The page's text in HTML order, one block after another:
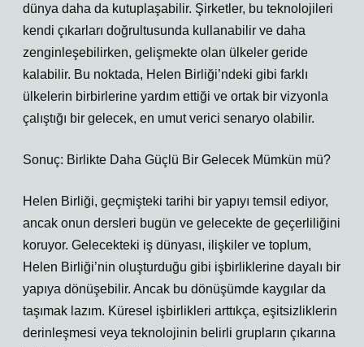
dünya daha da kutuplaşabilir. Şirketler, bu teknolojileri
kendi çıkarları doğrultusunda kullanabilir ve daha
zenginleşebilirken, gelişmekte olan ülkeler geride
kalabilir. Bu noktada, Helen Birliği’ndeki gibi farklı
ülkelerin birbirlerine yardım ettiği ve ortak bir vizyonla
çalıştığı bir gelecek, en umut verici senaryo olabilir.
Sonuç: Birlikte Daha Güçlü Bir Gelecek Mümkün mü?
Helen Birliği, geçmişteki tarihi bir yapıyı temsil ediyor,
ancak onun dersleri bugün ve gelecekte de geçerliliğini
koruyor. Gelecekteki iş dünyası, ilişkiler ve toplum,
Helen Birliği’nin oluşturduğu gibi işbirliklerine dayalı bir
yapıya dönüşebilir. Ancak bu dönüşümde kaygılar da
taşımak lazım. Küresel işbirlikleri arttıkça, eşitsizliklerin
derinleşmesi veya teknolojinin belirli grupların çıkarına